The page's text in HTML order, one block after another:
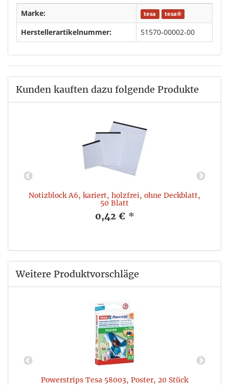
Marke: tesa tesa®
Herstellerartikelnummer: 51570-00002-00
Kunden kauften dazu folgende Produkte
Notizblock A6, kariert, holzfrei, ohne Deckblatt,
50 Blatt
0,42 € *
Weitere Produktvorschläge
Powerstrips Tesa 58003, Poster, 20 Stück